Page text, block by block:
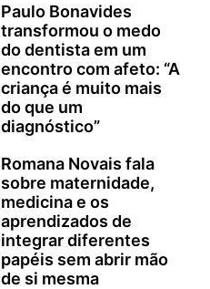
Paulo Bonavides
transformou o medo
do dentista em um
encontro com afeto: “A
criança é muito mais
do que um
diagnóstico”
Romana Novais fala
sobre maternidade,
medicina e os
aprendizados de
integrar diferentes
papéis sem abrir mão
de si mesma